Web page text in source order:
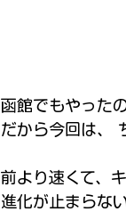
函館でもやった
だから今回は、
前より速くて、
進化が止まらな